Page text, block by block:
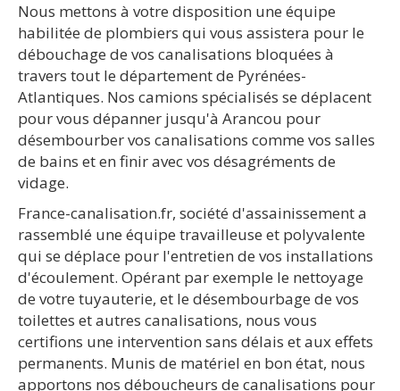
Nous mettons à votre disposition une équipe
habilitée de plombiers qui vous assistera pour le
débouchage de vos canalisations bloquées à
travers tout le département de Pyrénées-
Atlantiques. Nos camions spécialisés se déplacent
pour vous dépanner jusqu'à Arancou pour
désembourber vos canalisations comme vos salles
de bains et en finir avec vos désagréments de
vidage.
France-canalisation.fr, société d'assainissement a
rassemblé une équipe travailleuse et polyvalente
qui se déplace pour l'entretien de vos installations
d'écoulement. Opérant par exemple le nettoyage
de votre tuyauterie, et le désembourbage de vos
toilettes et autres canalisations, nous vous
certifions une intervention sans délais et aux effets
permanents. Munis de matériel en bon état, nous
apportons nos déboucheurs de canalisations pour